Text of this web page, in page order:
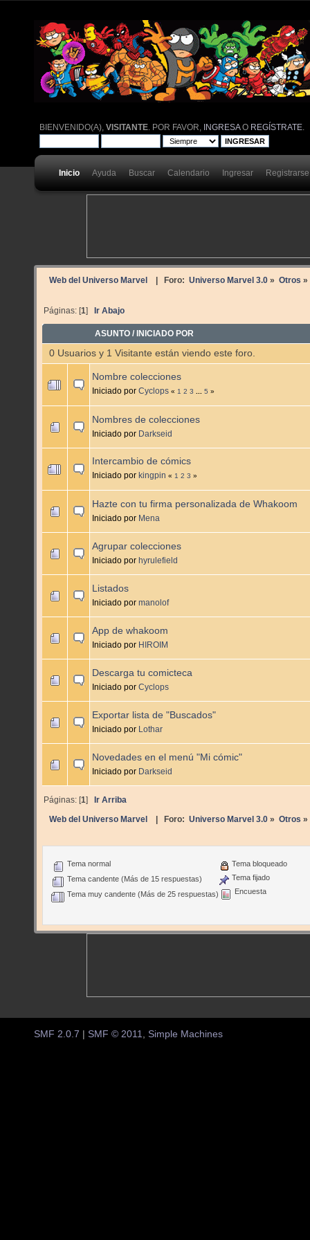
BIENVENIDO(A),VISITANTE . POR FAVOR, INGRESAO REGÍSTRATE
Inicio Ayuda Buscar Calendario Ingresar Registrarse
Web del Universo Marvel | Foro: Universo Marvel 3.0» Otros »
Páginas: [1]Ir Abajo
ASUNTO /INICIADO POR
0 Usuarios y 1 Visitante están viendo este foro.
Nombre colecciones
Iniciado por Cyclops « 1 2 3 5 »
Nombres de colecciones
Iniciado por Darkseid
Intercambio de cómics
Iniciado por kingpin « 1 2 3 »
Hazte con tu firma personalizada de Whakoom
Iniciado por Mena
Agrupar colecciones
Iniciado por hyrulefield
Listados
Iniciado por manolof
App de whakoom
Iniciado por HIROIM
Descarga tu comicteca
Iniciado por Cyclops
Exportar lista de "Buscados"
Iniciado por Lothar
Novedades en el menú "Mi cómic"
Iniciado por Darkseid
Páginas: [1]Ir Arriba
Web del Universo Marvel | Foro: Universo Marvel 3.0» Otros »
Tema normal
Tema candente (Más de 15 respuestas)
Tema muy candente (Más de 25 respuestas)
Tema bloqueado
Tema fijado
Encuesta
SMF 2.0.7 SMF © 2011 Simple Machines